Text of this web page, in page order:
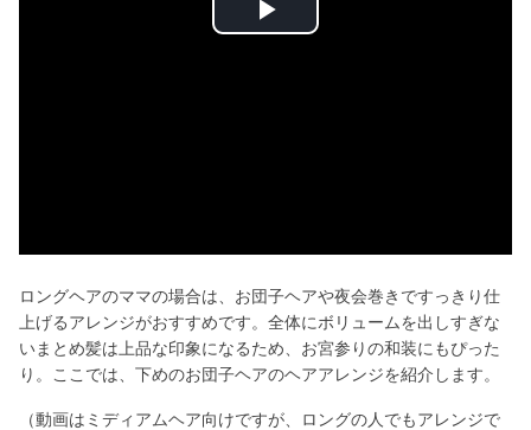
P
V
i
d
e
ロングヘアのママの場合は、お団子ヘアや夜会巻きですっきり仕
上げるアレンジがおすすめです。全体にボリュームを出しすぎな
いまとめ髪は上品な印象になるため、お宮参りの和装にもぴった
り。ここでは、下めのお団子ヘアのヘアアレンジを紹介します。
（動画はミディアムヘア向けですが、ロングの人でもアレンジで